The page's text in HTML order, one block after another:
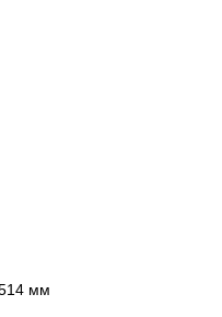
мм